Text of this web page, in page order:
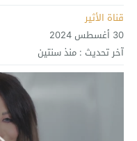
قناة الأثير
30 أغسطس 2024
آخر تحديث : منذ سنتين